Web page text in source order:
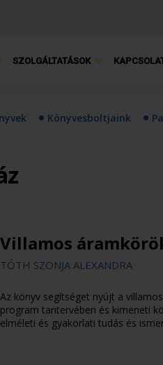
SZOLGÁLTATÁSOK
Könyvesboltjaink
Villamos
TÓTH SZONJA ALEXANDRA
Az könyv segítséget nyújt a
program tantervében és kimeneti
elméleti és gyakorlati tudás és